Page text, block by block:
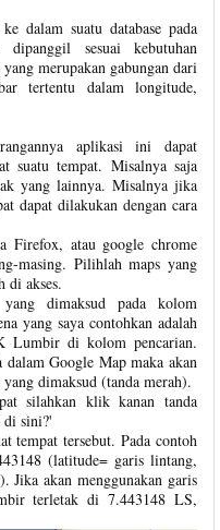
dalam suatu database pada
sesuai kebutuhan
merupakan gabungan dari
tertentu dalam longitude,
aplikasi ini dapat
suatu tempat. Misalnya saja
yang lainnya. Misalnya jika
dapat dilakukan dengan cara
Firefox, atau google chrome
masing. Pilihlah maps yang
di akses.
dimaksud pada kolom
yang saya contohkan adalah
Lumbir di kolom pencarian.
Google Map maka akan
dimaksud (tanda merah).
silahkan klik kanan tanda
di sini?'
tempat tersebut. Pada contoh
(latitude= garis lintang,
Jika akan menggunakan garis
terletak di 7.443148 LS,